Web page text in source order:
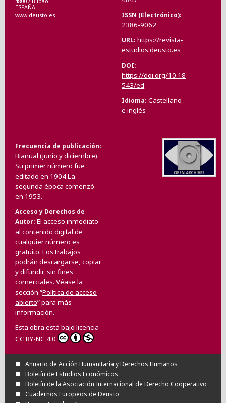
ESPAÑA
www.deusto.es
ISSN (Electrónico)
2386-9062
URL https://revista-
estudios.deusto.es
DOI
https://doi.org/10.18
543/ed
Idioma Castellano
e inglés
Frecuencia de publicación
Bianual (junio y diciembre).
Su primer número fue
editado en 1904.La
segunda época comenzó
en 1953.
Acceso y Derechos de
Autor El acceso inmediato
al contenido digital de
cualquier número es
gratuito. Los trabajos
podrán descargarse, copiar
y difundir, sin fines
comerciales. Véase la
sección “Política de acceso
abierto” para más
información.
Esta obra está bajo licencia
CC BY-NC 4.0
Anuario de Acción Humanitaria y Derechos Humanos
Boletín de Estudios Económicos
Boletín de la Asociación Internacional de Derecho Cooperativo
Cuadernos Europeos de Deusto